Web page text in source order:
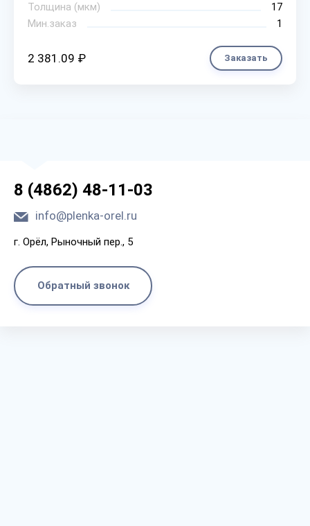
Толщина (мкм)
17
Мин.заказ
1
2 381.09 ₽ Заказать
8 (4862) 48-11-03
info@plenka-orel.ru
г. Орёл, Рыночный пер., 5
Обратный звонок